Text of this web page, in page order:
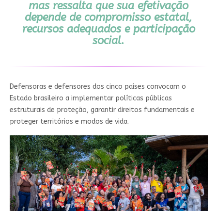
mas ressalta que sua efetivação
depende de compromisso estatal,
recursos adequados e participação
social.
Defensoras e defensores dos cinco países convocam o
Estado brasileiro a implementar políticas públicas
estruturais de proteção, garantir direitos fundamentais e
proteger territórios e modos de vida.